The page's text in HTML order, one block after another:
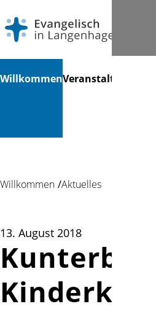
überspringen
WillkommenVeranstaltungen
Willkommen Aktuelles
13. August 2018